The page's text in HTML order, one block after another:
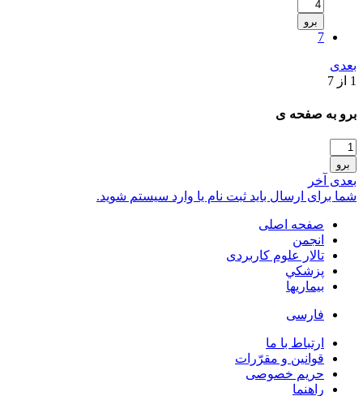
برو
7
بعدی
1 از 7
برو به صفحه ی
برو
بعدی آخر
شما برای ارسال باید ثبت نام یا وارد سیستم شوید.
صفحه اصلی
انجمن
تالار علوم كاربردی
پزشكي
بیماریها
فارسی
ارتباط با ما
قوانین و مقرّرات
حریم خصوصی
راهنما